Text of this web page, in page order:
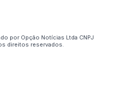
por Opção Notícias Ltda CNPJ
direitos reservados.